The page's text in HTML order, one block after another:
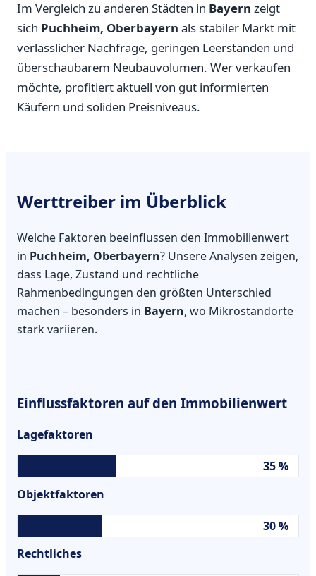
Im Vergleich zu anderen Städten in Bayern zeigt
sich Puchheim, Oberbayern als stabiler Markt mit
verlässlicher Nachfrage, geringen Leerständen und
überschaubarem Neubauvolumen. Wer verkaufen
möchte, profitiert aktuell von gut informierten
Käufern und soliden Preisniveaus.
Werttreiber im Überblick
Welche Faktoren beeinflussen den Immobilienwert
in Puchheim, Oberbayern? Unsere Analysen zeigen,
dass Lage, Zustand und rechtliche
Rahmenbedingungen den größten Unterschied
machen – besonders in Bayern, wo Mikrostandorte
stark variieren.
Einflussfaktoren auf den Immobilienwert
Lagefaktoren
35 %
Objektfaktoren
30 %
Rechtliches